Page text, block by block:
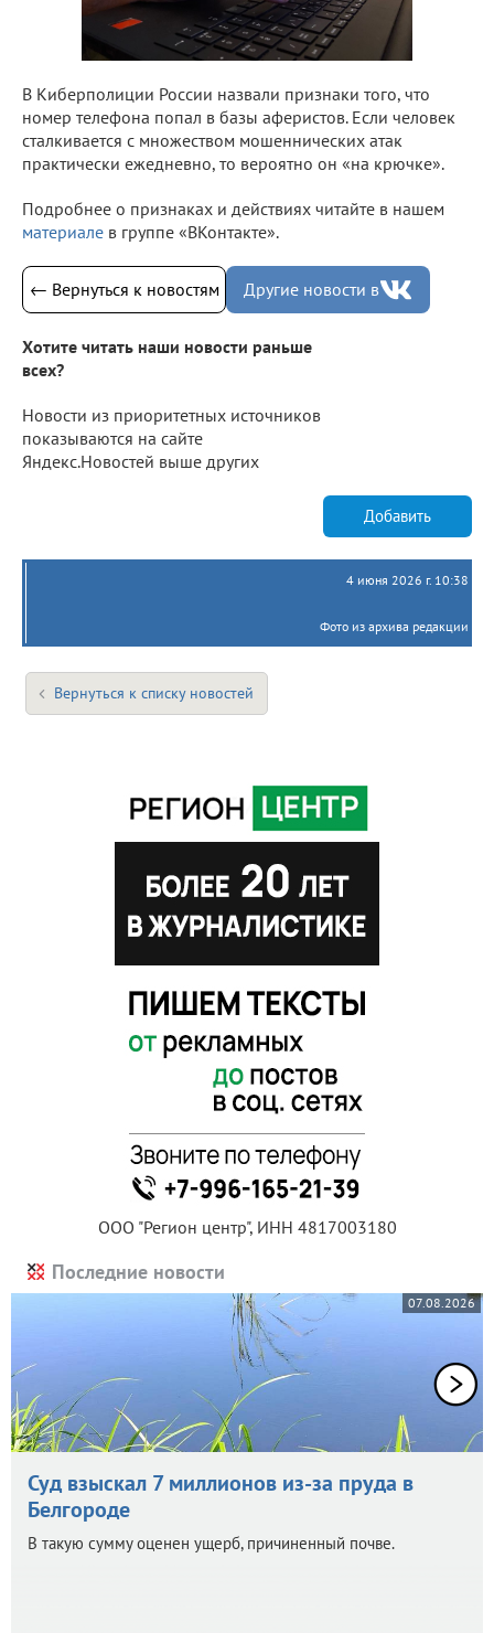
В Киберполиции России назвали признаки того, что
номер телефона попал в базы аферистов. Если человек
сталкивается с множеством мошеннических атак
практически ежедневно, то вероятно он «на крючке».
Подробнее о признаках и действиях читайте в нашем
материале в группе «ВКонтакте».
← Вернуться к новостям Другие новости в
Хотите читать наши новости раньше
всех?
Новости из приоритетных источников
показываются на сайте
Яндекс.Новостей выше других
Добавить
4 июня 2026 г. 10:38
Фото из архива редакции
Вернуться к списку новостей
ООО "Регион центр", ИНН 4817003180
Последние новости
07.08.2026
Суд взыскал 7 миллионов из-за пруда в
Белгороде
В такую сумму оценен ущерб, причиненный почве.